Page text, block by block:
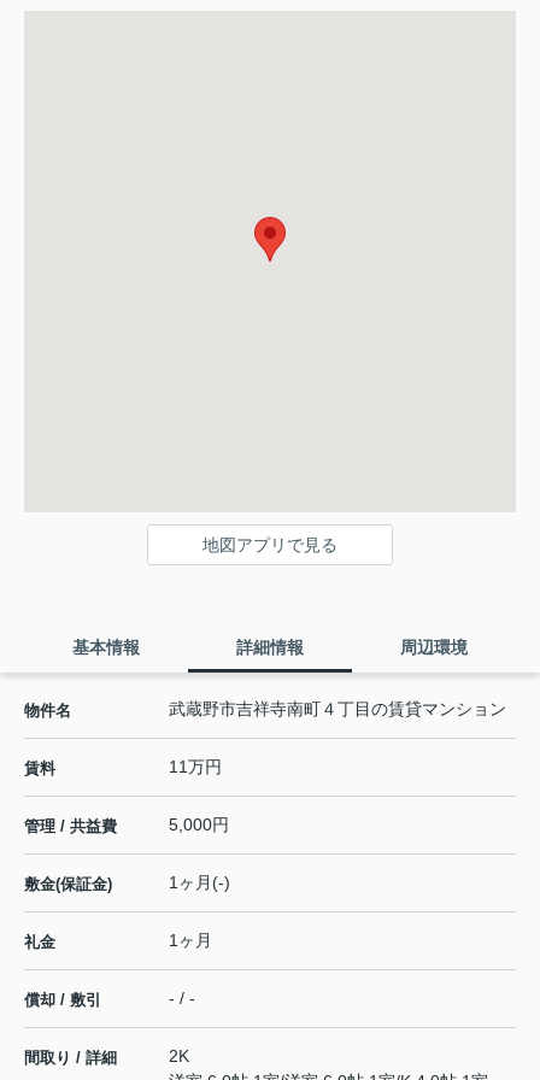
地図アプリで見る
基本情報 詳細情報 周辺環境
物件名 武蔵野市吉祥寺南町４丁目の賃貸マンション
賃料 11万円
管理 / 共益費 5,000円
敷金(保証金) 1ヶ月(-)
礼金 1ヶ月
償却 / 敷引 - / -
間取り / 詳細
2K